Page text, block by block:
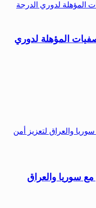
المؤهلة لدوري
سوريا والعراق